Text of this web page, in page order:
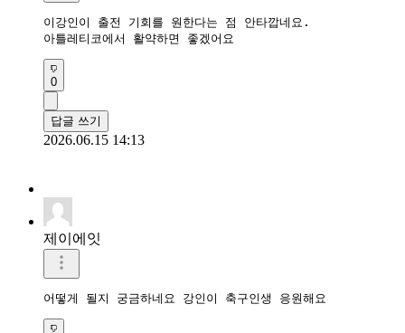
이강인이 출전 기회를 원한다는 점 안타깝네요.
아틀레티코에서 활약하면 좋겠어요
0
답글 쓰기
2026.06.15 14:13
제이에잇
어떻게 될지 궁금하네요 강인이 축구인생 응원해요